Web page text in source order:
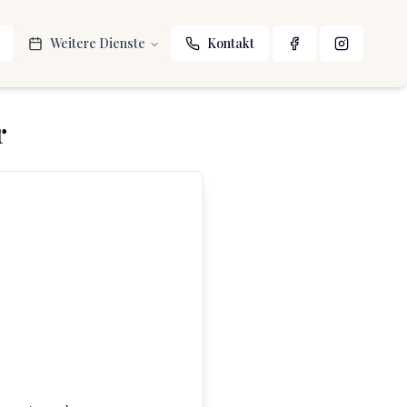
Weitere Dienste Kontakt